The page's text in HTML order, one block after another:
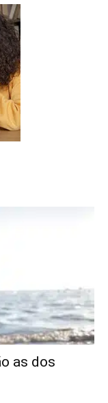
as dos